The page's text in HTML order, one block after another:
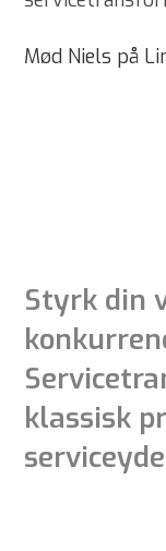
Mød Niels på
Styrk din
klassisk